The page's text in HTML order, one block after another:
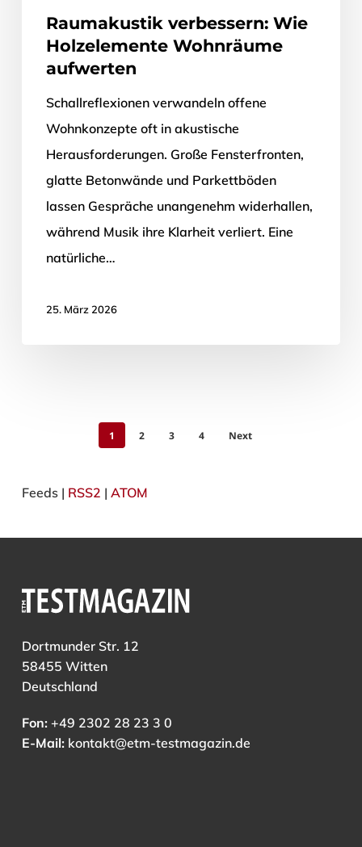
Raumakustik verbessern: Wie
Holzelemente Wohnräume
aufwerten
Schallreflexionen verwandeln offene
Wohnkonzepte oft in akustische
Herausforderungen. Große Fensterfronten,
glatte Betonwände und Parkettböden
lassen Gespräche unangenehm widerhallen,
während Musik ihre Klarheit verliert. Eine
natürliche…
25. März 2026
1 2 3 4 Next
Feeds | RSS2 | ATOM
Dortmunder Str. 12
58455 Witten
Deutschland
Fon:+49 2302 28 23 3 0
E-Mail: kontakt@etm-testmagazin.de